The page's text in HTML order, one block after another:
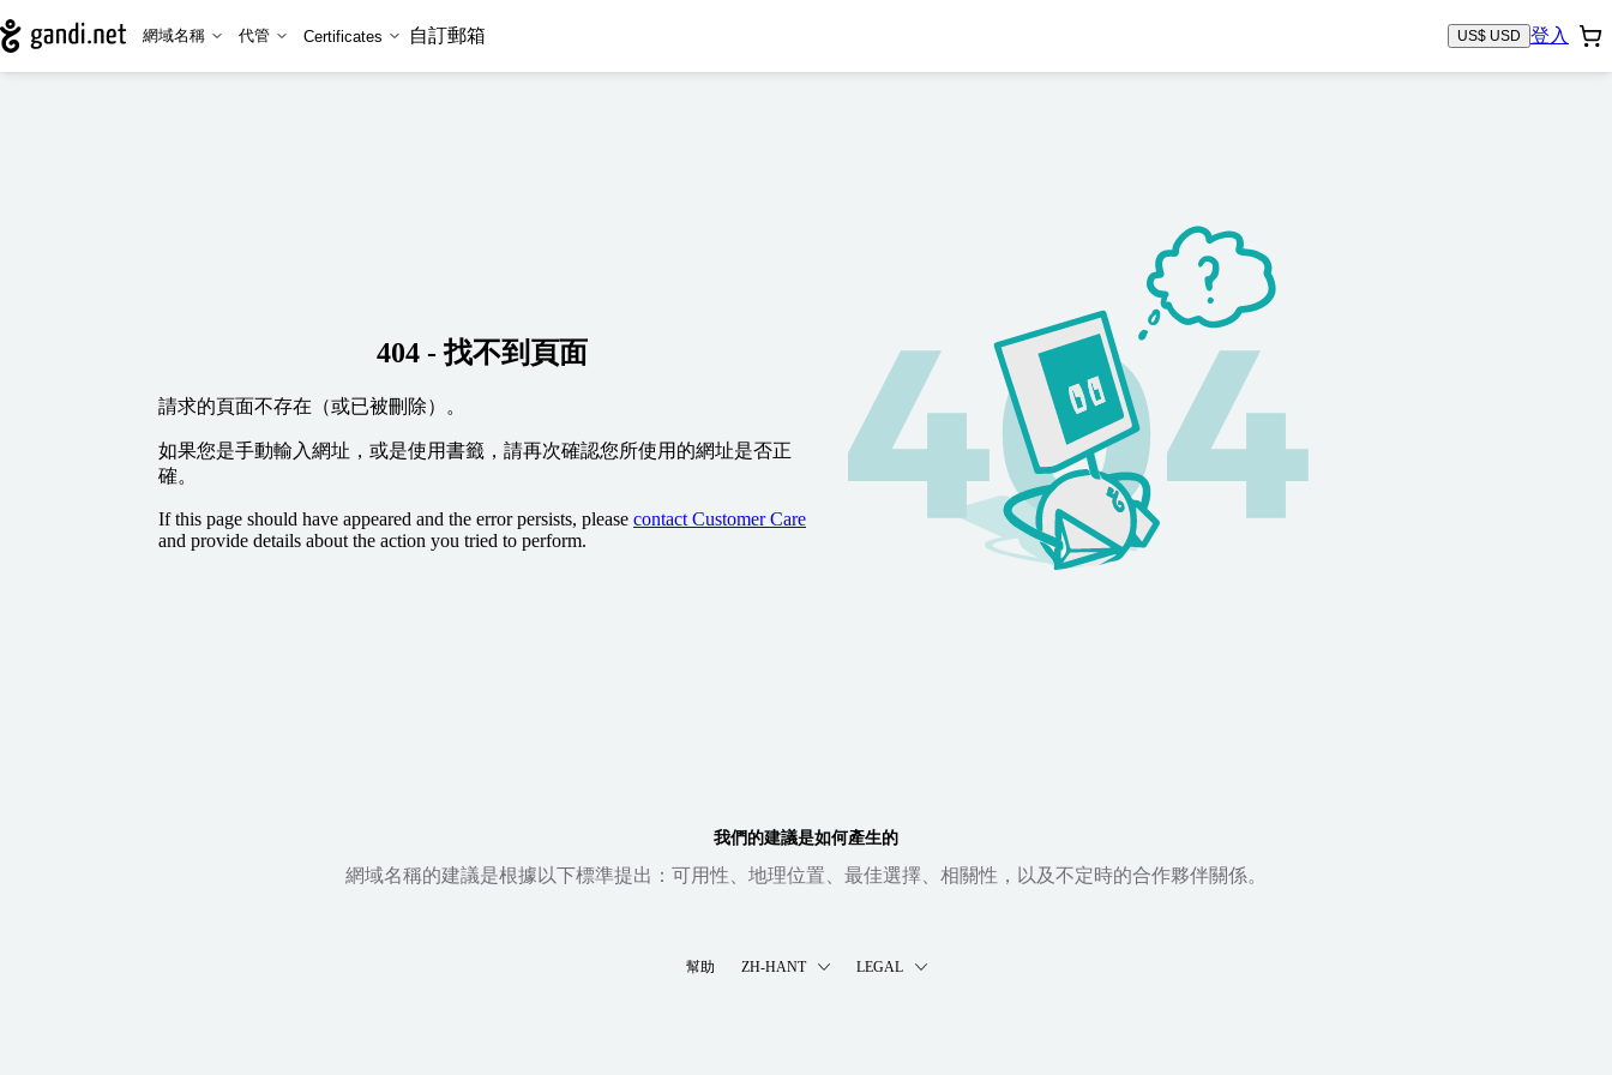
網域名稱 代管 Certificates 自訂郵箱 US$ USD 登入
404 - 找不到頁面
請求的頁面不存在（或已被刪除）。
如果您是手動輸入網址，或是使用書籤，請再次確認您所使用的網址是否正
確。
If this page should have appeared and the error persists, please contact Customer Care
and provide details about the action you tried to perform.
我們的建議是如何產生的
網域名稱的建議是根據以下標準提出：可用性、地理位置、最佳選擇、相關性，以及不定時的合作夥伴關係。
幫助 ZH-HANT LEGAL